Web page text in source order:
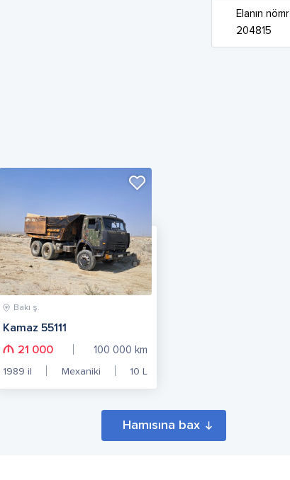
Elanın
204815
Bakı ş.
Kamaz 55111
21 000
100 000 km
1989 il Mexaniki 10 L
Hamısına bax